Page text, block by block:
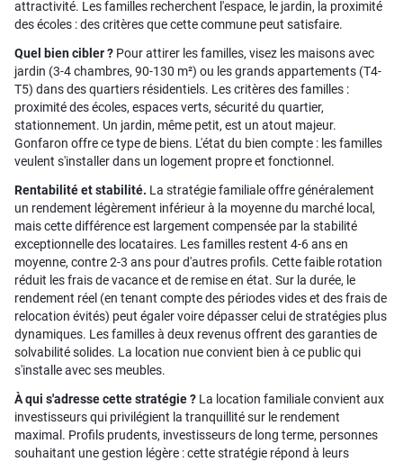
attractivité. Les familles recherchent l'espace, le jardin, la proximité
des écoles : des critères que cette commune peut satisfaire.
Quel bien cibler ? Pour attirer les familles, visez les maisons avec
jardin (3-4 chambres, 90-130 m²) ou les grands appartements (T4-
T5) dans des quartiers résidentiels. Les critères des familles :
proximité des écoles, espaces verts, sécurité du quartier,
stationnement. Un jardin, même petit, est un atout majeur.
Gonfaron offre ce type de biens. L'état du bien compte : les familles
veulent s'installer dans un logement propre et fonctionnel.
Rentabilité et stabilité. La stratégie familiale offre généralement
un rendement légèrement inférieur à la moyenne du marché local,
mais cette différence est largement compensée par la stabilité
exceptionnelle des locataires. Les familles restent 4-6 ans en
moyenne, contre 2-3 ans pour d'autres profils. Cette faible rotation
réduit les frais de vacance et de remise en état. Sur la durée, le
rendement réel (en tenant compte des périodes vides et des frais de
relocation évités) peut égaler voire dépasser celui de stratégies plus
dynamiques. Les familles à deux revenus offrent des garanties de
solvabilité solides. La location nue convient bien à ce public qui
s'installe avec ses meubles.
À qui s'adresse cette stratégie ? La location familiale convient aux
investisseurs qui privilégient la tranquillité sur le rendement
maximal. Profils prudents, investisseurs de long terme, personnes
souhaitant une gestion légère : cette stratégie répond à leurs